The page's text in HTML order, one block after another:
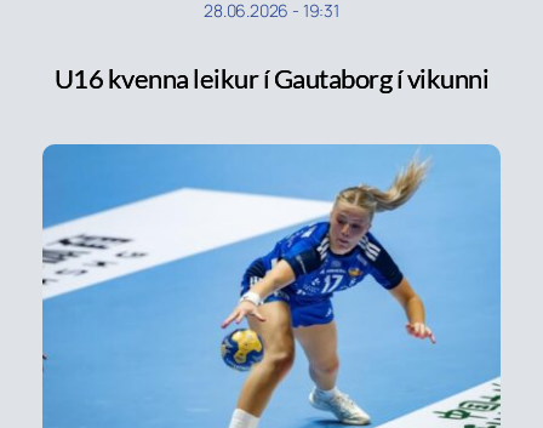
28.06.2026 - 19:31
U16 kvenna leikur í Gautaborg í vikunni